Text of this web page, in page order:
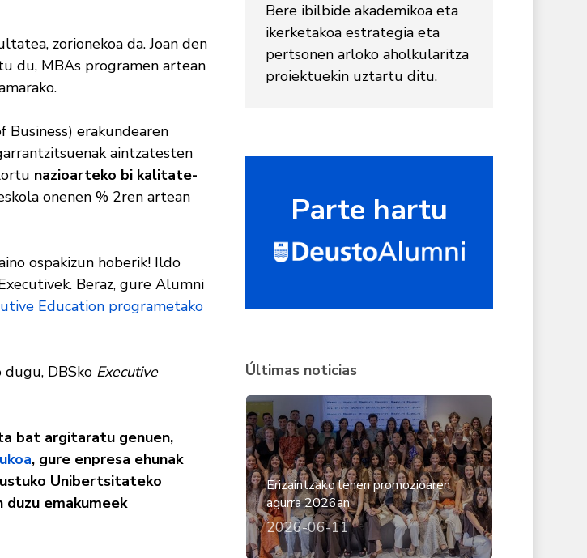
zorionekoa da. Joan den
du, MBAs programen artean
Business) erakundearen
aintzatesten
nazioarteko bi kalitate-
onenen % 2ren artean
ospakizun hoberik! Ildo
Beraz, gure Alumni
Education programetako
DBSko Executive
bat argitaratu genuen,
, gure enpresa ehunak
Unibertsitateko
duzu emakumeek
Bere ibilbide akademikoa eta
ikerketakoa estrategia eta
pertsonen arloko aholkularitza
proiektuekin uztartu ditu.
Parte hartu
Últimas noticias
Erizaintzako lehen promozioaren
agurra 2026an
2026-06-11